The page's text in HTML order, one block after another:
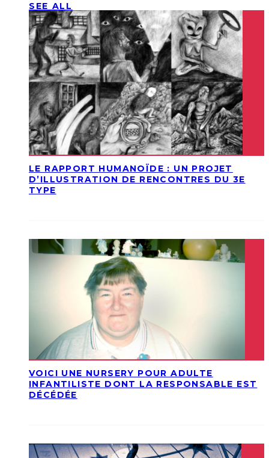
SEE ALL
LE RAPPORT HUMANOÏDE : UN PROJET
D’ILLUSTRATION DE RENCONTRES DU 3E
TYPE
VOICI UNE NURSERY POUR ADULTE
INFANTILISTE DONT LA RESPONSABLE EST
DÉCÉDÉE